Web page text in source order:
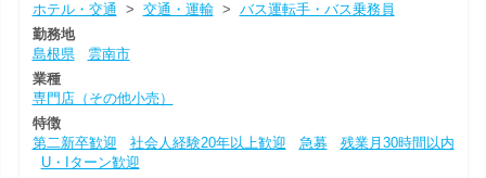
ホテル・交通 > 交通・運輸> バス運転手・バス乗務員
勤務地
島根県
雲南市
業種
専門店（その他小売）
特徴
第二新卒歓迎
社会人経験20年以上歓迎 急募
残業月30時間以内
U・Iターン歓迎